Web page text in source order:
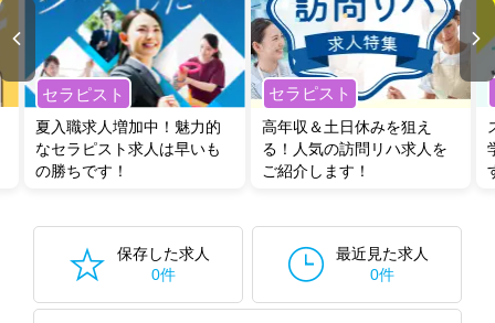
セラピスト
夏入職求人増加中！魅力的
なセラピスト求人は早いも
の勝ちです！
セラピスト
高年収＆土日休みを狙え
る！人気の訪問リハ求人を
ご紹介します！
保存した求人
0件
最近見た求人
0件